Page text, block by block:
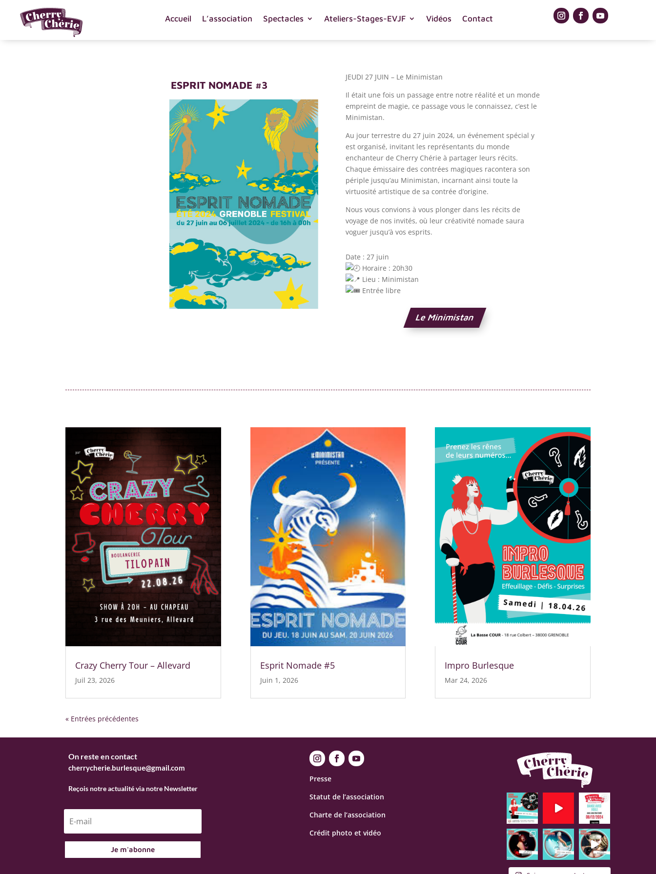
Accueil L’association Spectacles Ateliers-Stages-EVJF Vidéos Contact
ESPRIT NOMADE #3
JEUDI 27 JUIN – Le Minimistan
Il était une fois un passage entre notre réalité et un monde
empreint de magie, ce passage vous le connaissez, c’est le
Minimistan.
Au jour terrestre du 27 juin 2024, un événement spécial y
est organisé, invitant les représentants du monde
enchanteur de Cherry Chérie à partager leurs récits.
Chaque émissaire des contrées magiques racontera son
périple jusqu’au Minimistan, incarnant ainsi toute la
virtuosité artistique de sa contrée d’origine.
Nous vous convions à vous plonger dans les récits de
voyage de nos invités, où leur créativité nomade saura
voguer jusqu’à vos esprits.
Date : 27 juin
Horaire : 20h30
Lieu : Minimistan
Entrée libre
Le Minimistan
Crazy Cherry Tour – Allevard
Juil 23, 2026
Esprit Nomade #5
Juin 1, 2026
Impro Burlesque
Mar 24, 2026
« Entrées précédentes
On reste en contact
cherrycherie.burlesque@gmail.com
Reçois notre actualité via notre Newsletter
Je m'abonne
Presse
Statut de l’association
Charte de l’association
Crédit photo et vidéo